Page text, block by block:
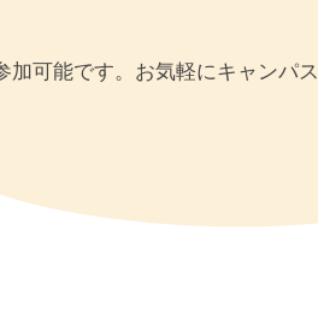
加可能です。お気軽にキャンパ